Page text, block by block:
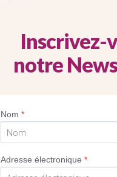
Inscrivez-
notre
Nom*
Adresse électronique*